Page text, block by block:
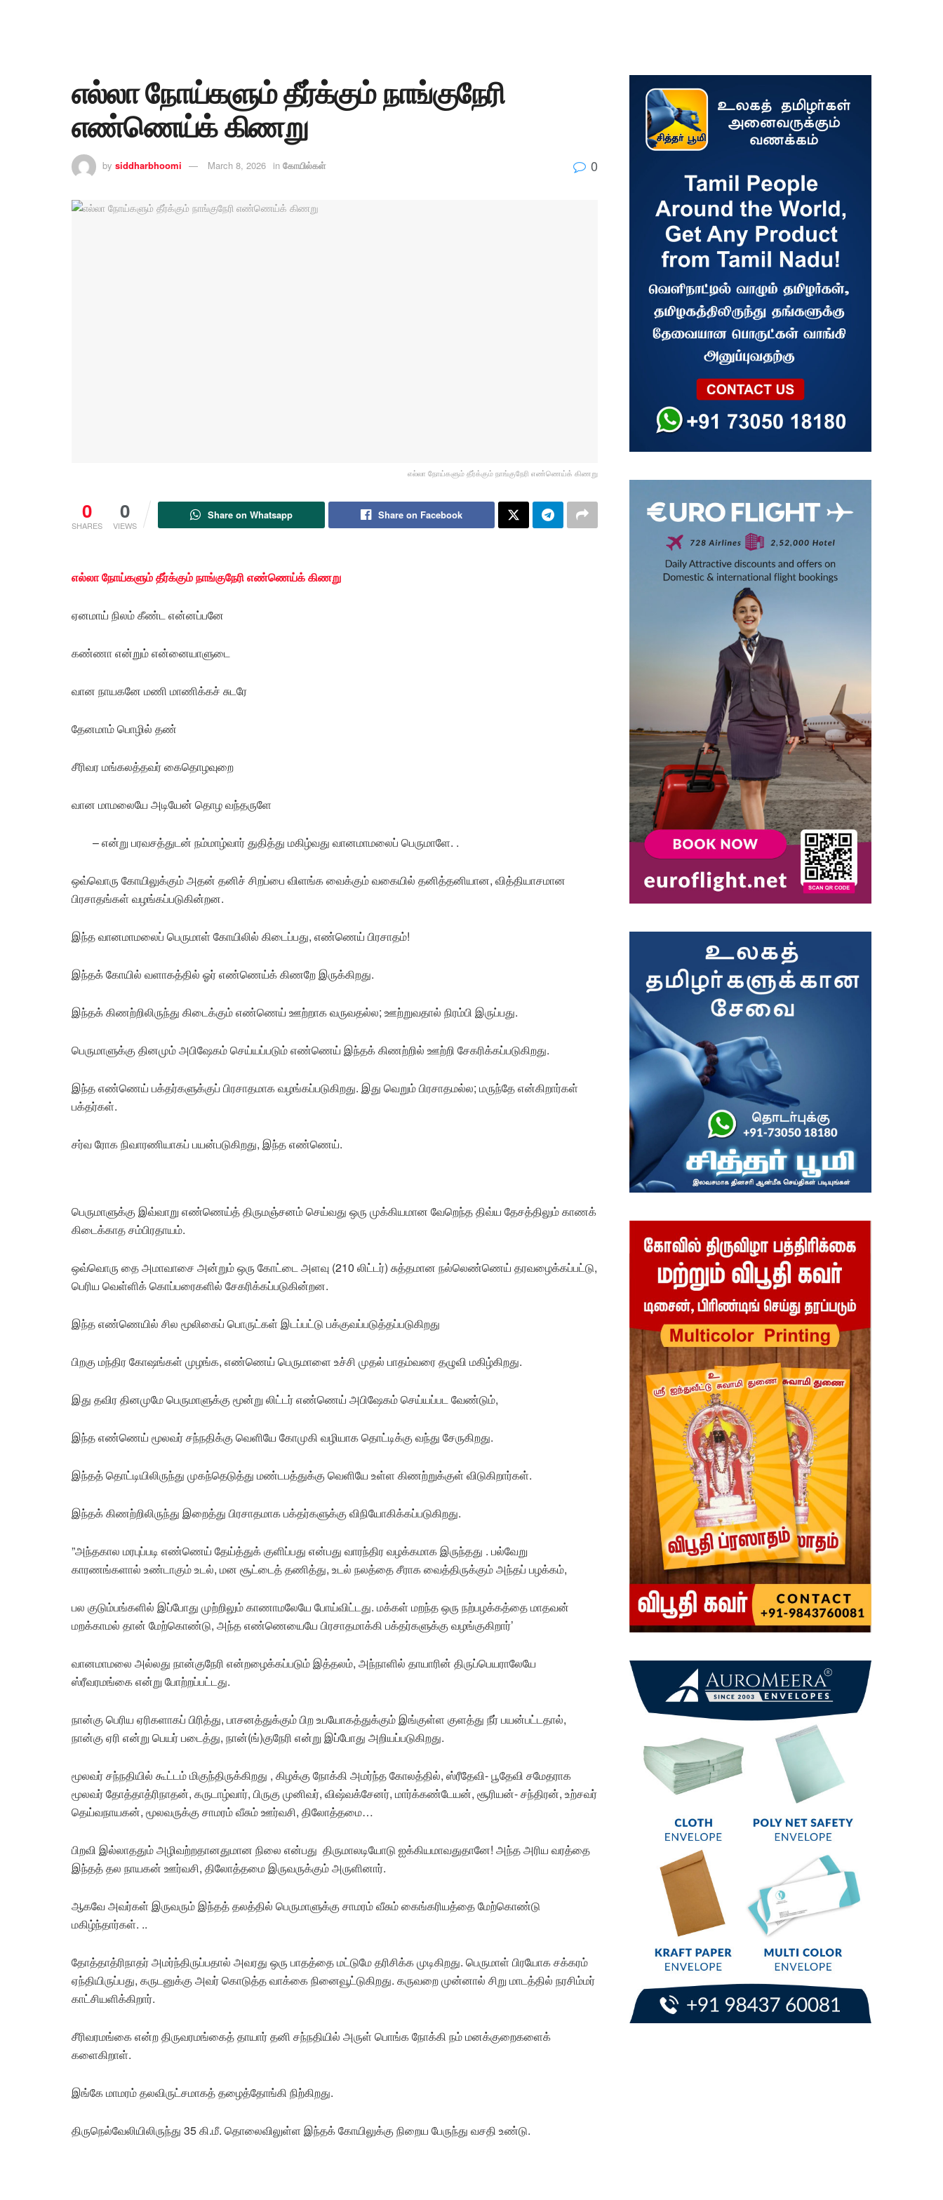
எல்லா நோய்களும் தீர்க்கும் நாங்குநேரி
எண்ணெய்க் கிணறு
by siddharbhoomi March 8, 2026 in கோயில்கள் 0
எல்லா நோய்களும் தீர்க்கும் நாங்குநேரி எண்ணெய்க் கிணறு
0
SHARES
0
VIEWS
Share on Whatsapp Share on Facebook
எல்லா நோய்களும் தீர்க்கும் நாங்குநேரி எண்ணெய்க் கிணறு
ஏனமாய் நிலம் கீண்ட என்னப்பனே
கண்ணா என்றும் என்னையாளுடை
வான நாயகனே மணி மாணிக்கச் சுடரே
தேனமாம் பொழில் தண்
சீரிவர மங்கலத்தவர் கைதொழவுறை
வான மாமலையே அடியேன் தொழ வந்தருளே
– என்று பரவசத்துடன் நம்மாழ்வார் துதித்து மகிழ்வது வானமாமலைப் பெருமாளே. .
ஒவ்வொரு கோயிலுக்கும் அதன் தனிச் சிறப்பை விளங்க வைக்கும் வகையில் தனித்தனியான, வித்தியாசமான
பிரசாதங்கள் வழங்கப்படுகின்றன.
இந்த வானமாமலைப் பெருமாள் கோயிலில் கிடைப்பது, எண்ணெய் பிரசாதம்!
இந்தக் கோயில் வளாகத்தில் ஓர் எண்ணெய்க் கிணறே இருக்கிறது.
இந்தக் கிணற்றிலிருந்து கிடைக்கும் எண்ணெய் ஊற்றாக வருவதல்ல; ஊற்றுவதால் நிரம்பி இருப்பது.
பெருமாளுக்கு தினமும் அபிஷேகம் செய்யப்படும் எண்ணெய் இந்தக் கிணற்றில் ஊற்றி சேகரிக்கப்படுகிறது.
இந்த எண்ணெய் பக்தர்களுக்குப் பிரசாதமாக வழங்கப்படுகிறது. இது வெறும் பிரசாதமல்ல; மருந்தே என்கிறார்கள்
பக்தர்கள்.
சர்வ ரோக நிவாரணியாகப் பயன்படுகிறது, இந்த எண்ணெய்.
பெருமாளுக்கு இவ்வாறு எண்ணெய்த் திருமஞ்சனம் செய்வது ஒரு முக்கியமான வேறெந்த திவ்ய தேசத்திலும் காணக்
கிடைக்காத சம்பிரதாயம்.
ஒவ்வொரு தை அமாவாசை அன்றும் ஒரு கோட்டை அளவு (210 லிட்டர்) சுத்தமான நல்லெண்ணெய் தரவழைக்கப்பட்டு,
பெரிய வெள்ளிக் கொப்பரைகளில் சேகரிக்கப்படுகின்றன.
இந்த எண்ணெயில் சில மூலிகைப் பொருட்கள் இடப்பட்டு பக்குவப்படுத்தப்படுகிறது
பிறகு மந்திர கோஷங்கள் முழங்க, எண்ணெய் பெருமாளை உச்சி முதல் பாதம்வரை தழுவி மகிழ்கிறது.
இது தவிர தினமுமே பெருமாளுக்கு மூன்று லிட்டர் எண்ணெய் அபிஷேகம் செய்யப்பட வேண்டும்,
இந்த எண்ணெய் மூலவர் சந்நதிக்கு வெளியே கோமுகி வழியாக தொட்டிக்கு வந்து சேருகிறது.
இந்தத் தொட்டியிலிருந்து முகந்தெடுத்து மண்டபத்துக்கு வெளியே உள்ள கிணற்றுக்குள் விடுகிறார்கள்.
இந்தக் கிணற்றிலிருந்து இறைத்து பிரசாதமாக பக்தர்களுக்கு விநியோகிக்கப்படுகிறது.
”அந்தகால மரபுப்படி எண்ணெய் தேய்த்துக் குளிப்பது என்பது வாரந்திர வழக்கமாக இருந்தது . பல்வேறு
காரணங்களால் உண்டாகும் உடல், மன சூட்டைத் தணித்து, உடல் நலத்தை சீராக வைத்திருக்கும் அந்தப் பழக்கம்,
பல குடும்பங்களில் இப்போது முற்றிலும் காணாமலேயே போய்விட்டது. மக்கள் மறந்த ஒரு நற்பழக்கத்தை மாதவன்
மறக்காமல் தான் மேற்கொண்டு, அந்த எண்ணெயையே பிரசாதமாக்கி பக்தர்களுக்கு வழங்குகிறார்’
வானமாமலை அல்லது நான்குநேரி என்றழைக்கப்படும் இத்தலம், அந்நாளில் தாயாரின் திருப்பெயராலேயே
ஸ்ரீவரமங்கை என்று போற்றப்பட்டது.
நான்கு பெரிய ஏரிகளாகப் பிரித்து, பாசனத்துக்கும் பிற உபயோகத்துக்கும் இங்குள்ள குளத்து நீர் பயன்பட்டதால்,
நான்கு ஏரி என்று பெயர் படைத்து, நான்(ங்)குநேரி என்று இப்போது அறியப்படுகிறது.
மூலவர் சந்நதியில் கூட்டம் மிகுந்திருக்கிறது , கிழக்கு நோக்கி அமர்ந்த கோலத்தில், ஸ்ரீதேவி- பூதேவி சமேதராக
மூலவர் தோத்தாத்ரிநாதன், கருடாழ்வார், பிருகு முனிவர், விஷ்வக்சேனர், மார்க்கண்டேயன், சூரியன்- சந்திரன், உற்சவர்
தெய்வநாயகன், மூலவருக்கு சாமரம் வீசும் ஊர்வசி, திலோத்தமை…
பிறவி இல்லாததும் அழிவற்றதானதுமான நிலை என்பது திருமாலடியோடு ஐக்கியமாவதுதானே! அந்த அரிய வரத்தை
இந்தத் தல நாயகன் ஊர்வசி, திலோத்தமை இருவருக்கும் அருளினார்.
ஆகவே அவர்கள் இருவரும் இந்தத் தலத்தில் பெருமாளுக்கு சாமரம் வீசும் கைங்கரியத்தை மேற்கொண்டு
மகிழ்ந்தார்கள். ..
தோத்தாத்ரிநாதர் அமர்ந்திருப்பதால் அவரது ஒரு பாதத்தை மட்டுமே தரிசிக்க முடிகிறது. பெருமாள் பிரயோக சக்கரம்
ஏந்தியிருப்பது, கருடனுக்கு அவர் கொடுத்த வாக்கை நினைவூட்டுகிறது. கருவறை முன்னால் சிறு மாடத்தில் நரசிம்மர்
காட்சியளிக்கிறார்.
சீரிவரமங்கை என்ற திருவரமங்கைத் தாயார் தனி சந்நதியில் அருள் பொங்க நோக்கி நம் மனக்குறைகளைக்
களைகிறாள்.
இங்கே மாமரம் தலவிருட்சமாகத் தழைத்தோங்கி நிற்கிறது.
திருநெல்வேலியிலிருந்து 35 கி.மீ. தொலைவிலுள்ள இந்தக் கோயிலுக்கு நிறைய பேருந்து வசதி உண்டு.